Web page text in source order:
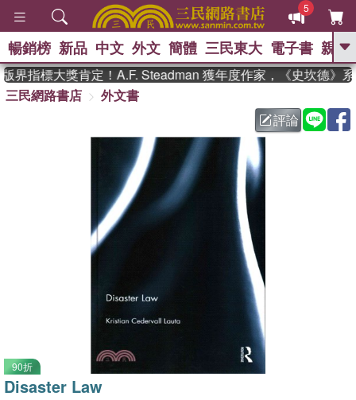
5
GO
父親節 、 如果歷
暑期推薦 、 國際布克
獎 臺灣漫遊錄
、 方念華
登輝時代 、 數學女孩：黎曼猜想
偉大的迷走神經
暢銷榜 新品 中文 外文 簡體 三民東大 電子書 親子
指標大獎肯定！A.F. Steadman 獲年度作家，《史坎德》系
三民網路書店
外文書
評論
90折
Disaster Law